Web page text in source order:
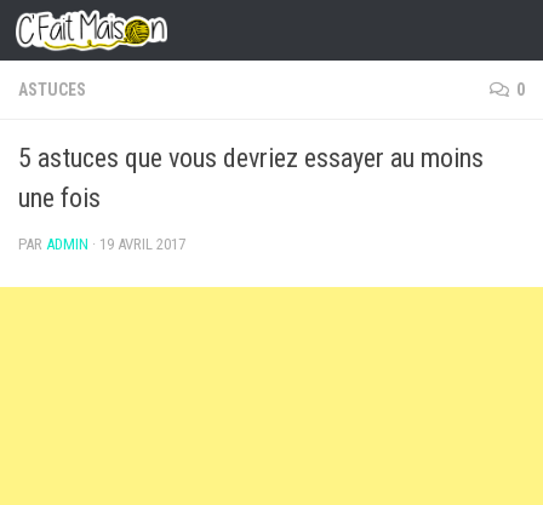
Skip to content
ASTUCES 0
5 astuces que vous devriez essayer au moins
une fois
PAR ADMIN · 19 AVRIL 2017